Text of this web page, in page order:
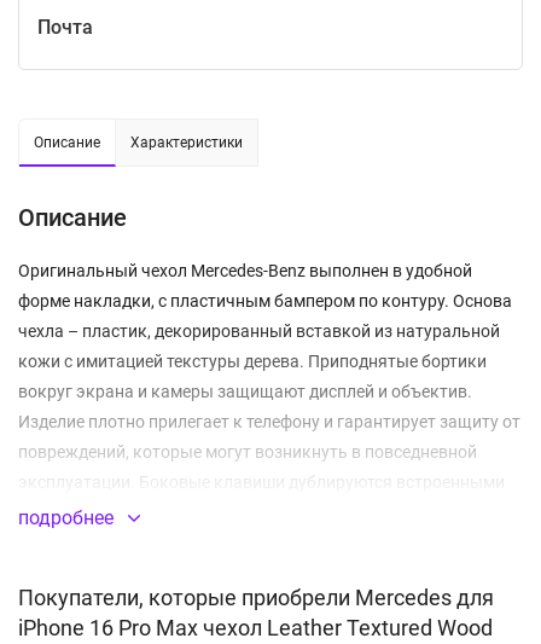
Почта
Описание Характеристики
Описание
Оригинальный чехол Mercedes-Benz выполнен в удобной
форме накладки, с пластичным бампером по контуру. Основа
чехла – пластик, декорированный вставкой из натуральной
кожи с имитацией текстуры дерева. Приподнятые бортики
вокруг экрана и камеры защищают дисплей и объектив.
Изделие плотно прилегает к телефону и гарантирует защиту от
повреждений, которые могут возникнуть в повседневной
эксплуатации. Боковые клавиши дублируются встроенными
заглушками, которые предотвращают попадание внутрь
кейса не препятствует NFC сигналу. Благодаря встроенному
магниту MagSafe вы сможете легко подключить беспроводную
подробнее
Покупатели, которые приобрели Mercedes для
iPhone 16 Pro Max чехол Leather Textured Wood